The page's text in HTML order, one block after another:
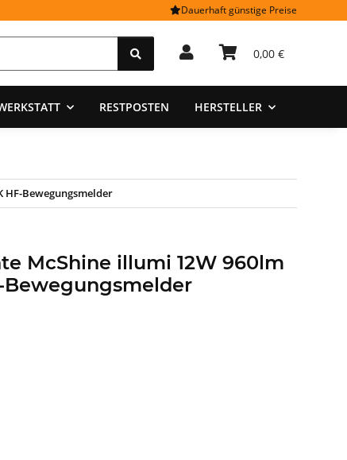
Dauerhaft günstige Preise
0,00 €
RESTPOSTEN HERSTELLER
HF-Bewegungsmelder
McShine illumi 12W 960lm